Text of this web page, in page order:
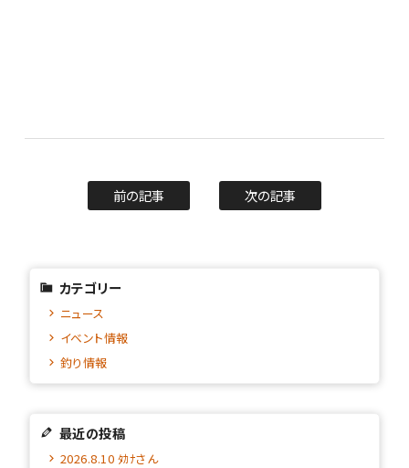
前の記事 次の記事
カテゴリー
ニュース
イベント情報
釣り情報
最近の投稿
2026.8.10 ﾀｶﾅさん